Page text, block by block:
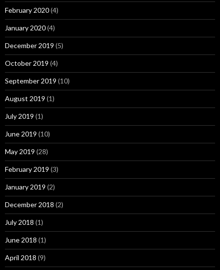
February 2020(4)
January 2020(4)
December 2019 (5)
October 2019 (4)
September 2019 (10)
August 2019 (1)
July 2019 (1)
June 2019 (10)
May 2019 (28)
February 2019 (3)
January 2019 (2)
December 2018 (2)
July 2018 (1)
June 2018 (1)
April 2018 (9)